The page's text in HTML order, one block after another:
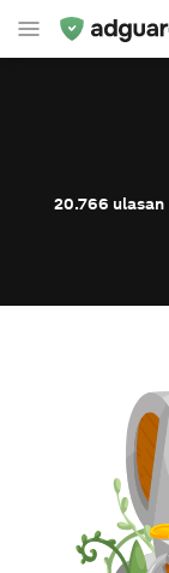
20.766 ulasan